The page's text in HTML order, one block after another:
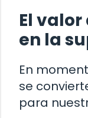
El
en la
En
se
para